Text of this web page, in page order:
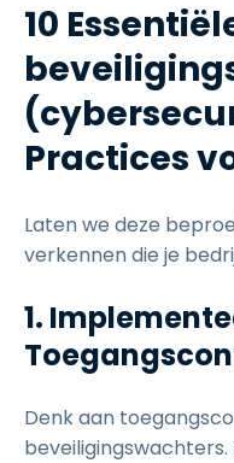
10
Practices
Laten we deze
verkennen die je
1.
Denk aan